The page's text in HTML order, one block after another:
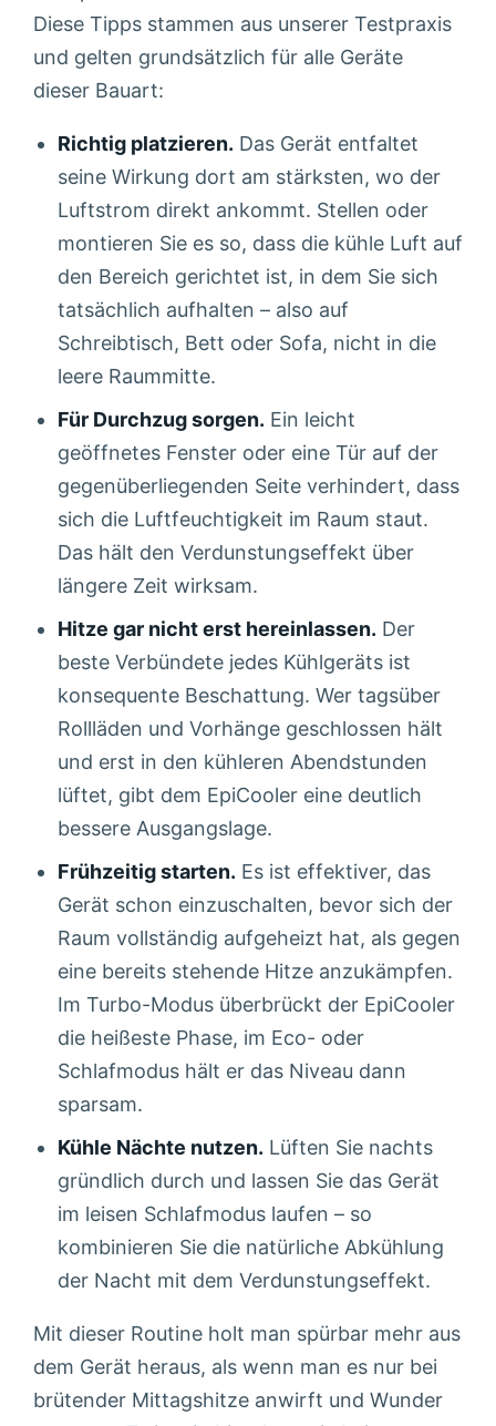
Diese Tipps stammen aus unserer Testpraxis
und gelten grundsätzlich für alle Geräte
dieser Bauart:
Richtig platzieren. Das Gerät entfaltet
seine Wirkung dort am stärksten, wo der
Luftstrom direkt ankommt. Stellen oder
montieren Sie es so, dass die kühle Luft auf
den Bereich gerichtet ist, in dem Sie sich
tatsächlich aufhalten – also auf
Schreibtisch, Bett oder Sofa, nicht in die
leere Raummitte.
Für Durchzug sorgen. Ein leicht
geöffnetes Fenster oder eine Tür auf der
gegenüberliegenden Seite verhindert, dass
sich die Luftfeuchtigkeit im Raum staut.
Das hält den Verdunstungseffekt über
längere Zeit wirksam.
Hitze gar nicht erst hereinlassen. Der
beste Verbündete jedes Kühlgeräts ist
konsequente Beschattung. Wer tagsüber
Rollläden und Vorhänge geschlossen hält
und erst in den kühleren Abendstunden
lüftet, gibt dem EpiCooler eine deutlich
bessere Ausgangslage.
Frühzeitig starten. Es ist effektiver, das
Gerät schon einzuschalten, bevor sich der
Raum vollständig aufgeheizt hat, als gegen
eine bereits stehende Hitze anzukämpfen.
Im Turbo-Modus überbrückt der EpiCooler
die heißeste Phase, im Eco- oder
Schlafmodus hält er das Niveau dann
sparsam.
Kühle Nächte nutzen. Lüften Sie nachts
gründlich durch und lassen Sie das Gerät
im leisen Schlafmodus laufen – so
kombinieren Sie die natürliche Abkühlung
der Nacht mit dem Verdunstungseffekt.
Mit dieser Routine holt man spürbar mehr aus
dem Gerät heraus, als wenn man es nur bei
brütender Mittagshitze anwirft und Wunder